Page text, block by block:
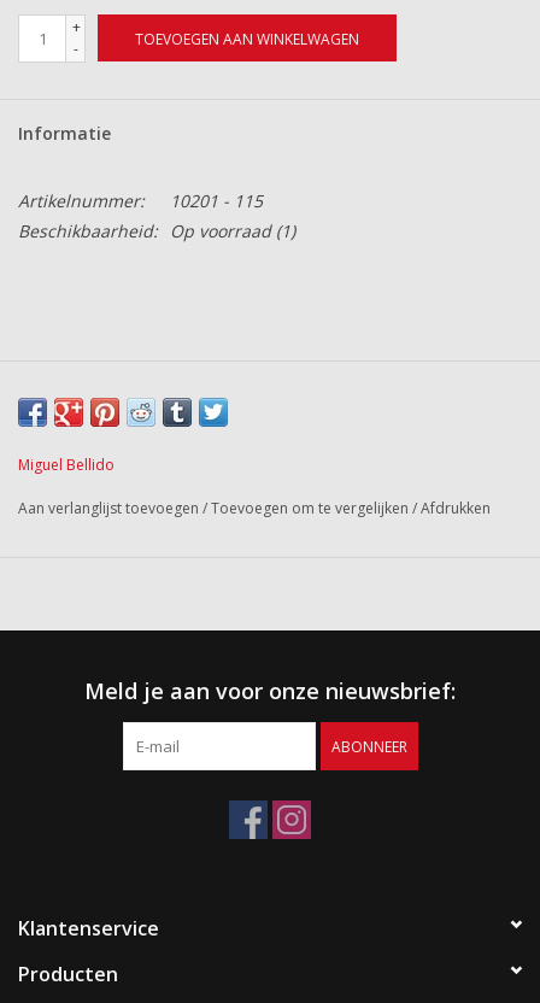
+
-
TOEVOEGEN AAN WINKELWAGEN
Informatie
Artikelnummer:
10201 - 115
Beschikbaarheid:
Op voorraad(1)
Miguel Bellido
Aan verlanglijst toevoegen /Toevoegen om te vergelijken /Afdrukken
Meld je aan voor onze nieuwsbrief:
ABONNEER
Klantenservice
Producten